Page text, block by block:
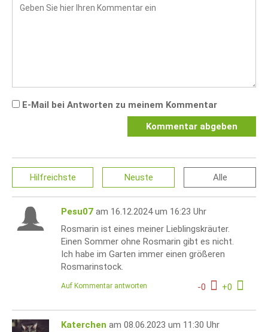
E-Mail bei Antworten zu meinem Kommentar
Kommentar abgeben
Hilfreichste Neuste Alle
Pesu07 am 16.12.2024 um 16:23 Uhr
Rosmarin ist eines meiner Lieblingskräuter.
Einen Sommer ohne Rosmarin gibt es nicht.
Ich habe im Garten immer einen größeren
Rosmarinstock.
-0 +0
Auf Kommentar antworten
Katerchen am 08.06.2023 um 11:30 Uhr